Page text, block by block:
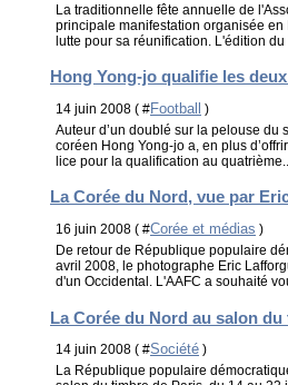
La traditionnelle fête annuelle de
principale manifestation organisée
lutte pour sa réunification. L'édition du
Hong Yong-jo qualifie les
14 juin 2008 ( #Football
)
Auteur d’un doublé sur la pelouse du
coréen Hong Yong-jo a, en plus
lice pour la qualification au quatrième...
La Corée du Nord, vue par
16 juin 2008 ( #Corée et médias )
De retour de République populaire
avril 2008, le photographe Eric
d'un Occidental. L'AAFC a souhaité
La Corée du Nord au salon
14 juin 2008 ( #Société )
La République populaire